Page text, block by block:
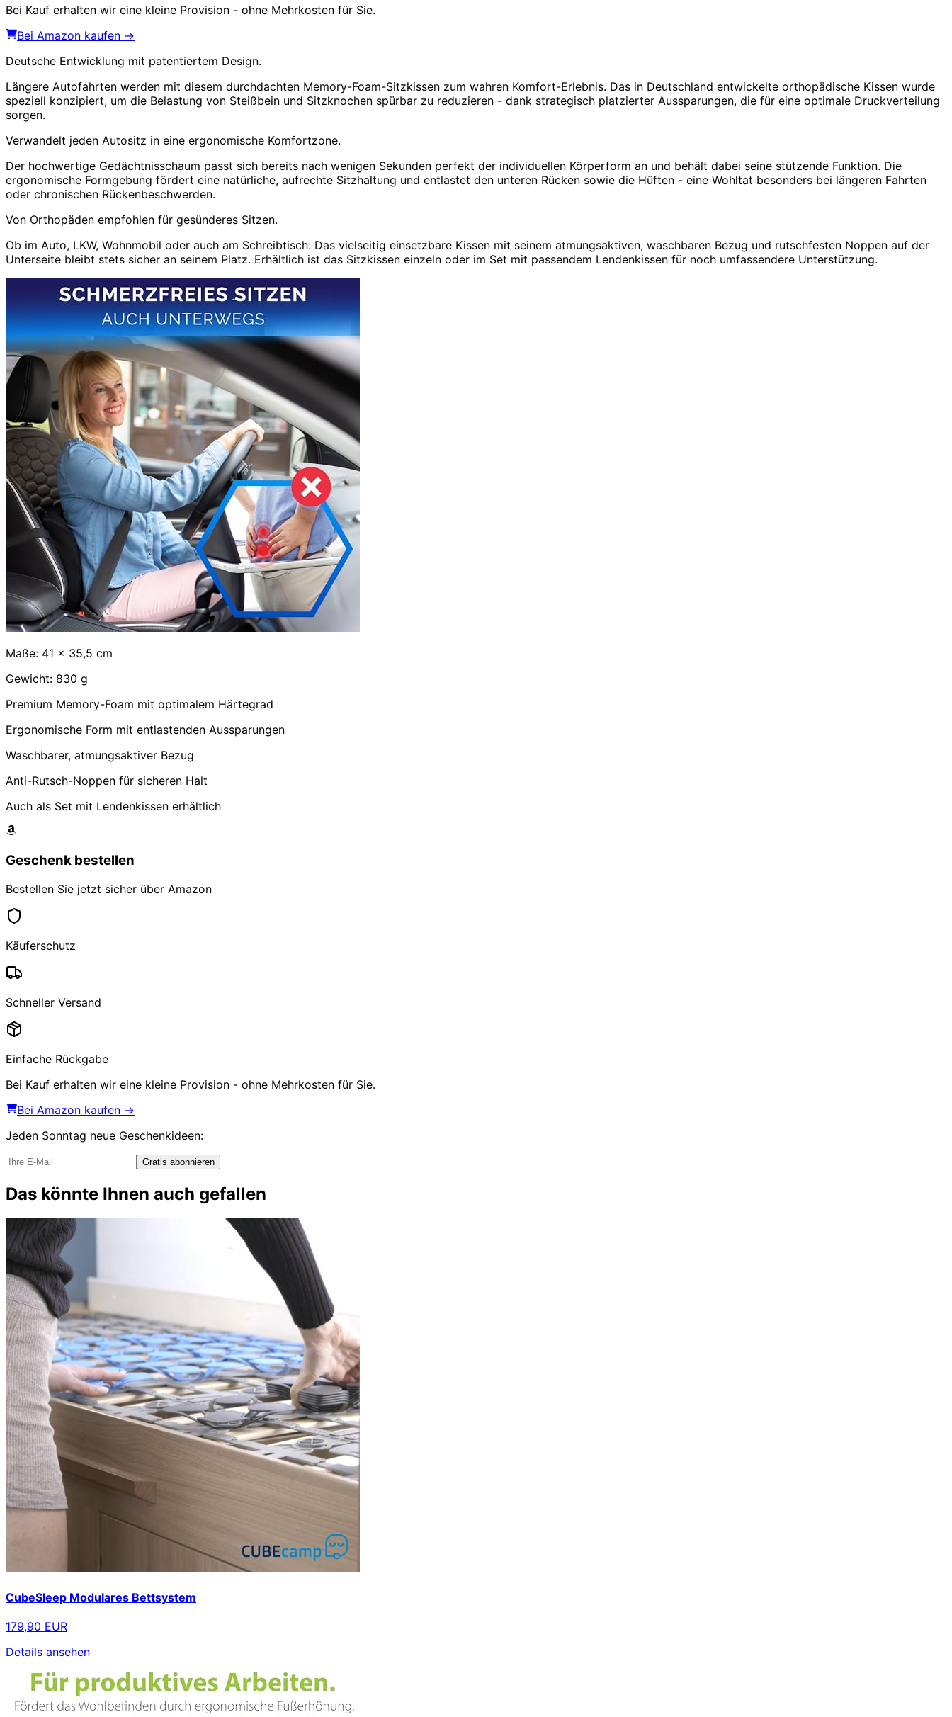
Bei Kauf erhalten wir eine kleine Provision - ohne Mehrkosten für Sie.
Bei Amazon kaufen →
Deutsche Entwicklung mit patentiertem Design.
Längere Autofahrten werden mit diesem durchdachten Memory-Foam-Sitzkissen zum wahren Komfort-Erlebnis. Das in Deutschland entwickelte orthopädische Kissen wurde
speziell konzipiert, um die Belastung von Steißbein und Sitzknochen spürbar zu reduzieren - dank strategisch platzierter Aussparungen, die für eine optimale Druckverteilung
sorgen.
Verwandelt jeden Autositz in eine ergonomische Komfortzone.
Der hochwertige Gedächtnisschaum passt sich bereits nach wenigen Sekunden perfekt der individuellen Körperform an und behält dabei seine stützende Funktion. Die
ergonomische Formgebung fördert eine natürliche, aufrechte Sitzhaltung und entlastet den unteren Rücken sowie die Hüften - eine Wohltat besonders bei längeren Fahrten
oder chronischen Rückenbeschwerden.
Von Orthopäden empfohlen für gesünderes Sitzen.
Ob im Auto, LKW, Wohnmobil oder auch am Schreibtisch: Das vielseitig einsetzbare Kissen mit seinem atmungsaktiven, waschbaren Bezug und rutschfesten Noppen auf der
Unterseite bleibt stets sicher an seinem Platz. Erhältlich ist das Sitzkissen einzeln oder im Set mit passendem Lendenkissen für noch umfassendere Unterstützung.
Maße: 41 x 35,5 cm
Gewicht: 830 g
Premium Memory-Foam mit optimalem Härtegrad
Ergonomische Form mit entlastenden Aussparungen
Waschbarer, atmungsaktiver Bezug
Anti-Rutsch-Noppen für sicheren Halt
Auch als Set mit Lendenkissen erhältlich
Geschenk bestellen
Bestellen Sie jetzt sicher über Amazon
Käuferschutz
Schneller Versand
Einfache Rückgabe
Bei Kauf erhalten wir eine kleine Provision - ohne Mehrkosten für Sie.
Bei Amazon kaufen →
Jeden Sonntag neue Geschenkideen:
Gratis abonnieren
Das könnte Ihnen auch gefallen
CubeSleep Modulares Bettsystem
179,90 EUR
Details ansehen